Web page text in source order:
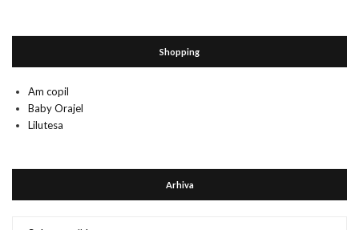
Shopping
Am copil
Baby Orajel
Lilutesa
Arhiva